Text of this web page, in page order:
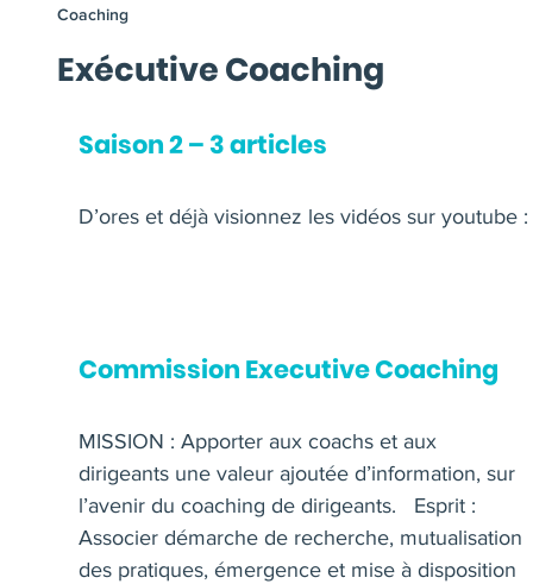
Coaching
Exécutive Coaching
Saison 2 – 3 articles
D’ores et déjà visionnez les vidéos sur youtube :
Commission Executive Coaching
MISSION : Apporter aux coachs et aux
dirigeants une valeur ajoutée d’information, sur
l’avenir du coaching de dirigeants. Esprit :
Associer démarche de recherche, mutualisation
des pratiques, émergence et mise à disposition